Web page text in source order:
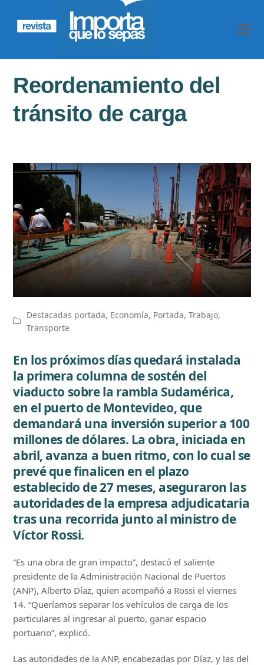
Reordenamiento del
tránsito de carga
Destacadas portada, Economía, Portada,Trabajo,
Transporte
En los próximos días quedará instalada
la primera columna de sostén del
viaducto sobre la rambla Sudamérica,
en el puerto de Montevideo, que
demandará una inversión superior a 100
millones de dólares. La obra, iniciada en
abril, avanza a buen ritmo, con lo cual se
prevé que finalicen en el plazo
establecido de 27 meses, aseguraron las
autoridades de la empresa adjudicataria
tras una recorrida junto al ministro de
Víctor Rossi.
“Es una obra de gran impacto”, destacó el saliente
presidente de la Administración Nacional de Puertos
(ANP), Alberto Díaz, quien acompañó a Rossi el viernes
14. “Queríamos separar los vehículos de carga de los
particulares al ingresar al puerto, ganar espacio
portuario”, explicó.
Las autoridades de la ANP, encabezadas por Díaz, y las del